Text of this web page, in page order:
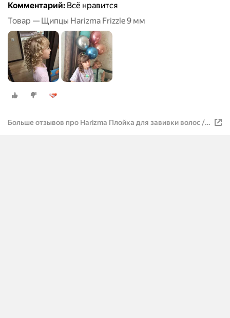
Комментарий: Всё нравится
Товар — Щипцы Harizma Frizzle 9 мм
Больше отзывов про Harizma Плойка для завивки волос /